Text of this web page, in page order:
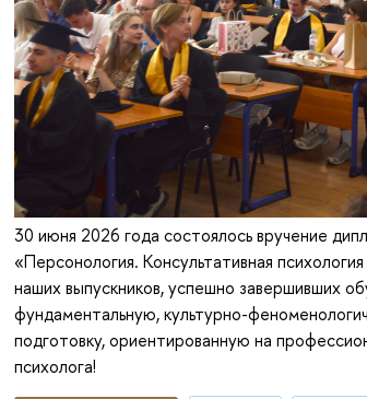
30 июня 2026 года состоялось вручение
«Персонология. Консультативная
наших выпускников, успешно завершивших
фундаментальную, культурно-
подготовку, ориентированную на
психолога!